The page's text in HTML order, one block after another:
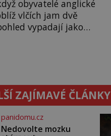
obyvatelé anglické
vlčích jam dvě
vypadají jako
výjimku. Jejich
mluví
středověké Anglie a ani
není
ZAJÍMAVÉ ČLÁNKY
panidomu.cz
Nedovolte mozku